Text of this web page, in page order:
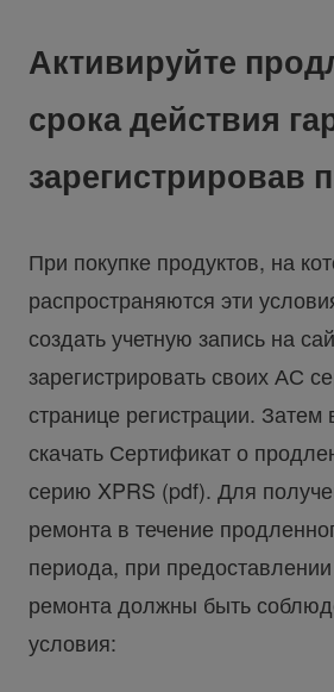
Активируйте
срока действия
зарегистрировав
При покупке продуктов, на
распространяются эти
создать учетную запись на
зарегистрировать своих АС
странице регистрации.
скачать Сертификат о
серию XPRS (pdf). Для
ремонта в течение
периода, при
ремонта должны быть
условия: